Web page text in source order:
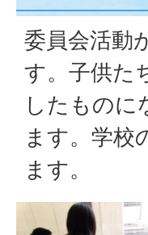
委員会活動
す。子供た
したものに
ます。学校
ます。